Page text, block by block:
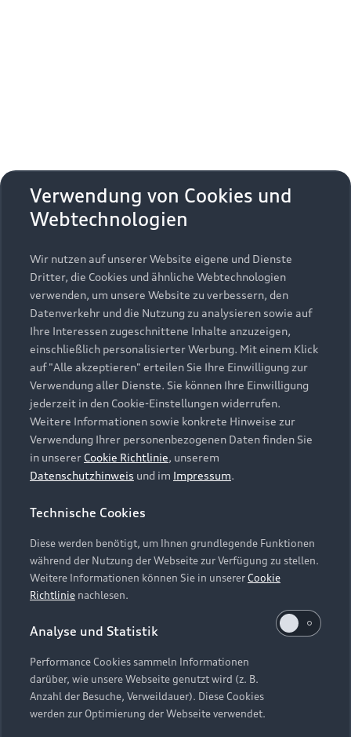
Zurück nach oben
Modelle
Alle Modelle
Modelle vergleichen
Elektromodelle
Plug-in-Hybride
Kaufen & leasen
Neuwagensuche
Gebrauchtwagensuche
Gebrauchtwagen
Finanzierung
Aktionen & Angebote
Geschäftskunden
Service & Zubehör
Saisonale Angebote
Audi Services
Garantie
Audi digital services
myAudi
Support
Kundenservice
Händlersuche
Audi Code
Online-Terminvereinbarung
Servicekontakt
Vertrag widerrufen
Über Audi
Unternehmen
Karriere
Investor Relations
Presse & Media Center
Datenschutz
Audi erleben
Newsletter
Impressum Rechtliches
Hinweisgebersystem
Datenschutzinformation
Cookie-Einstellungen
Cookie-Richtlinie
Barrierefreiheit
Hinweis: Die aktuelle Darstellung und Anordnung der
Embleme am Fahrzeug bei allen Abbildungen auf dieser
Webseite kann abweichen.
Verwendung von Cookies und
Webtechnologien
Wir nutzen auf unserer Website eigene und Dienste
Dritter, die Cookies und ähnliche Webtechnologien
verwenden, um unsere Website zu verbessern, den
Datenverkehr und die Nutzung zu analysieren sowie auf
Ihre Interessen zugeschnittene Inhalte anzuzeigen,
einschließlich personalisierter Werbung. Mit einem Klick
auf "Alle akzeptieren" erteilen Sie Ihre Einwilligung zur
Verwendung aller Dienste. Sie können Ihre Einwilligung
jederzeit in den Cookie-Einstellungen widerrufen.
Weitere Informationen sowie konkrete Hinweise zur
Verwendung Ihrer personenbezogenen Daten finden Sie
in unserer Cookie Richtlinie, unserem
Datenschutzhinweis und im Impressum.
Technische Cookies
Diese werden benötigt, um Ihnen grundlegende Funktionen
während der Nutzung der Webseite zur Verfügung zu stellen.
Weitere Informationen können Sie in unsererCookie
Richtlinie nachlesen.
Analyse und Statistik
Performance Cookies sammeln Informationen
darüber, wie unsere Webseite genutzt wird (z. B.
Anzahl der Besuche, Verweildauer). Diese Cookies
werden zur Optimierung der Webseite verwendet.